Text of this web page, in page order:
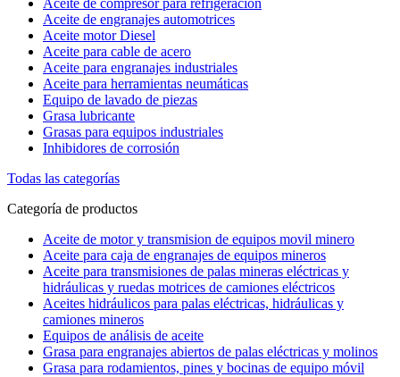
Aceite de engranajes automotrices
Aceite motor Diesel
Aceite para cable de acero
Aceite para engranajes industriales
Aceite para herramientas neumáticas
Equipo de lavado de piezas
Grasa lubricante
Grasas para equipos industriales
Inhibidores de corrosión
Todas las categorías
Categoría de productos
Aceite de motor y transmision de equipos movil minero
Aceite para caja de engranajes de equipos mineros
Aceite para transmisiones de palas mineras eléctricas y
hidráulicas y ruedas motrices de camiones eléctricos
Aceites hidráulicos para palas eléctricas, hidráulicas y
camiones mineros
Equipos de análisis de aceite
Grasa para engranajes abiertos de palas eléctricas y molinos
Grasa para rodamientos, pines y bocinas de equipo móvil